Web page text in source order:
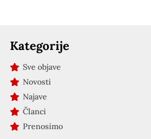
Kategorije
Sve objave
Novosti
Najave
Članci
Prenosimo